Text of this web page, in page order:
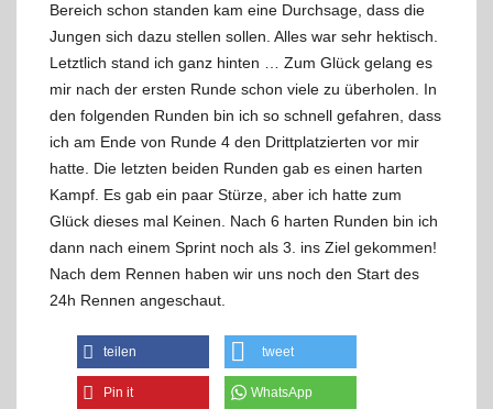
Bereich schon standen kam eine Durchsage, dass die
Jungen sich dazu stellen sollen. Alles war sehr hektisch.
Letztlich stand ich ganz hinten … Zum Glück gelang es
mir nach der ersten Runde schon viele zu überholen. In
den folgenden Runden bin ich so schnell gefahren, dass
ich am Ende von Runde 4 den Drittplatzierten vor mir
hatte. Die letzten beiden Runden gab es einen harten
Kampf. Es gab ein paar Stürze, aber ich hatte zum
Glück dieses mal Keinen. Nach 6 harten Runden bin ich
dann nach einem Sprint noch als 3. ins Ziel gekommen!
Nach dem Rennen haben wir uns noch den Start des
24h Rennen angeschaut.
teilen tweet
Pin it WhatsApp